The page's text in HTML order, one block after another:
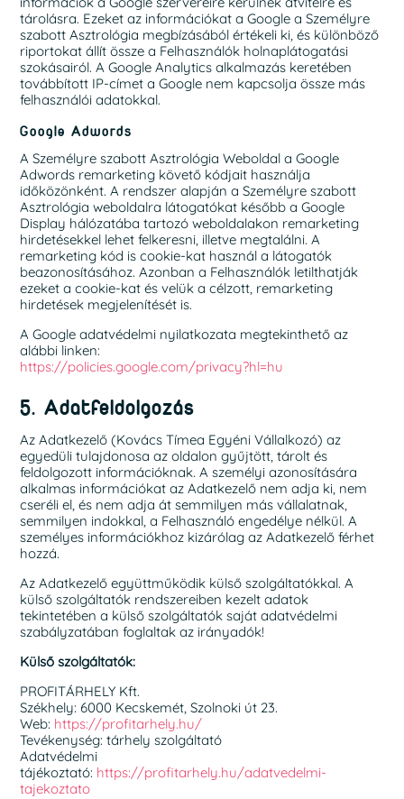
tárolásra. Ezeket az információkat a Google a Személyre
szabott Asztrológia megbízásából értékeli ki, és különböző
riportokat állít össze a Felhasználók holnaplátogatási
szokásairól. A Google Analytics alkalmazás keretében
továbbított IP-címet a Google nem kapcsolja össze más
felhasználói adatokkal.
Google Adwords
A Személyre szabott Asztrológia Weboldal a Google
Adwords remarketing követő kódjait használja
időközönként. A rendszer alapján a Személyre szabott
Asztrológia weboldalra látogatókat később a Google
Display hálózatába tartozó weboldalakon remarketing
hirdetésekkel lehet felkeresni, illetve megtalálni. A
remarketing kód is cookie-kat használ a látogatók
beazonosításához. Azonban a Felhasználók letilthatják
ezeket a cookie-kat és velük a célzott, remarketing
hirdetések megjelenítését is.
A Google adatvédelmi nyilatkozata megtekinthető az
alábbi linken:
https://policies.google.com/privacy?hl=hu
5. Adatfeldolgozás
Az Adatkezelő (Kovács Tímea Egyéni Vállalkozó) az
egyedüli tulajdonosa az oldalon gyűjtött, tárolt és
feldolgozott információknak. A személyi azonosítására
alkalmas információkat az Adatkezelő nem adja ki, nem
cseréli el, és nem adja át semmilyen más vállalatnak,
semmilyen indokkal, a Felhasználó engedélye nélkül. A
személyes információkhoz kizárólag az Adatkezelő férhet
hozzá.
Az Adatkezelő együttműködik külső szolgáltatókkal. A
külső szolgáltatók rendszereiben kezelt adatok
tekintetében a külső szolgáltatók saját adatvédelmi
szabályzatában foglaltak az irányadók!
Külső szolgáltatók:
PROFITÁRHELY Kft.
Székhely: 6000 Kecskemét, Szolnoki út 23.
Web: https://profitarhely.hu/
Tevékenység: tárhely szolgáltató
Adatvédelmi
tájékoztató: https://profitarhely.hu/adatvedelmi-
tajekoztato